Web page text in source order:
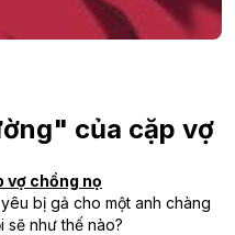
của cặp vợ
vợ chồng nọ
bị gả cho một anh chàng
sẽ như thế nào?